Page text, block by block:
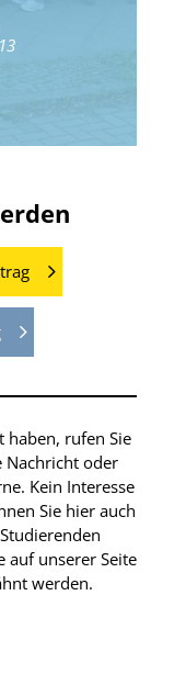
haben, rufen Sie
Nachricht oder
Kein Interesse
Sie hier auch
auf unserer Seite
werden.